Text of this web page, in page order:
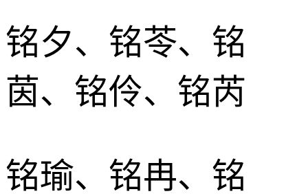
铭夕、铭苓、铭
茵、铭伶、铭芮
铭瑜、铭冉、铭